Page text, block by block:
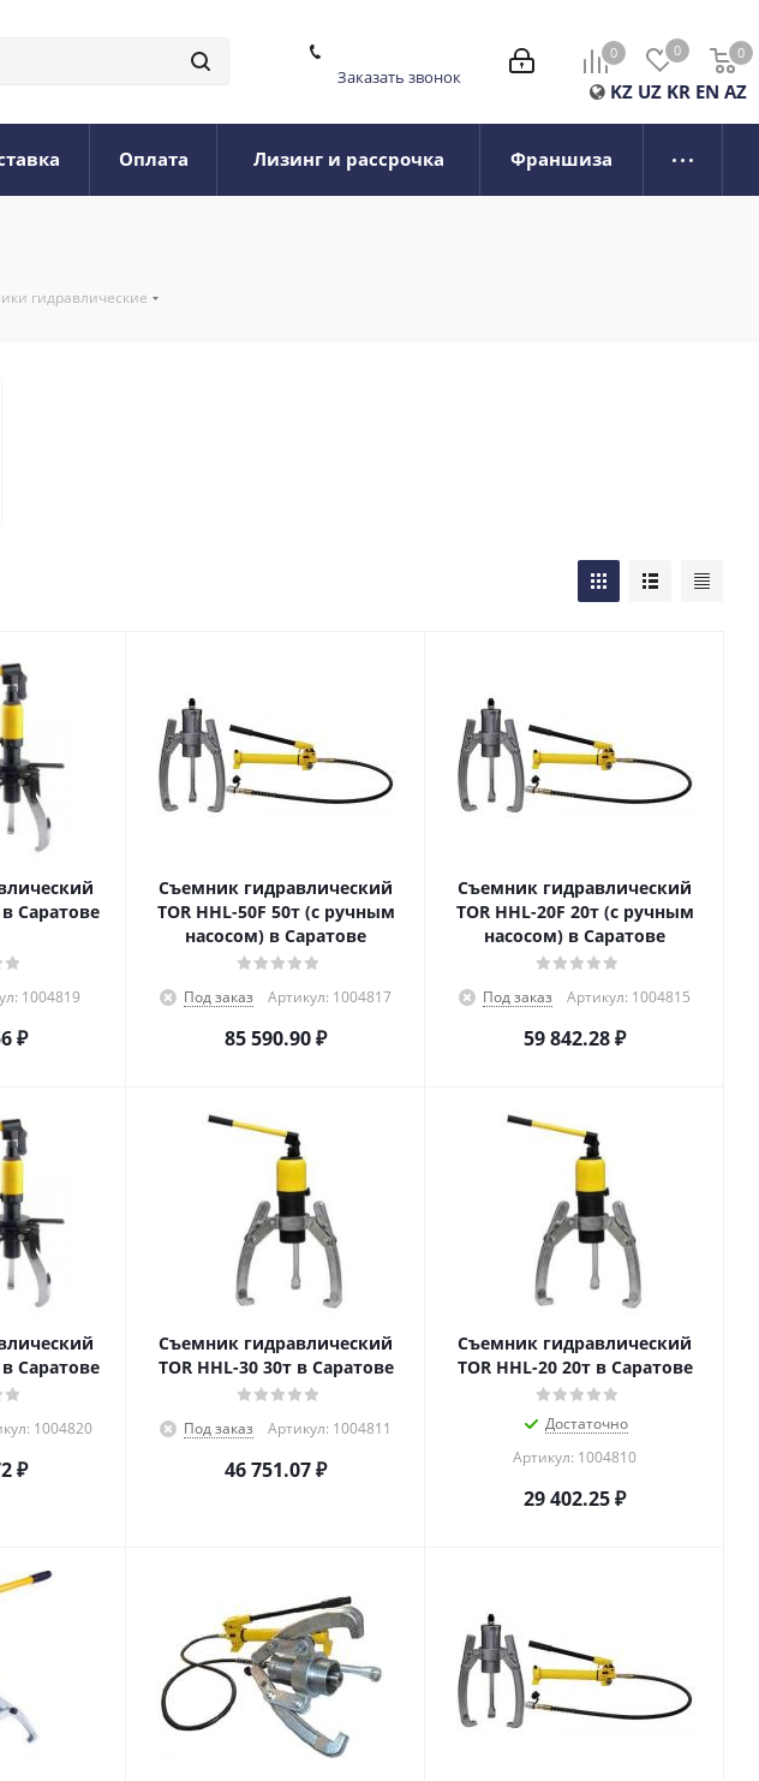
0 0 0
0
KZ UZ KR EN AZ
Заказать звонок
Оплата Лизинг и рассрочка Франшиза
гидравлические
в Саратове
1004819
₽
Съемник гидравлический
TOR HHL-50F 50т (с ручным
насосом) в Саратове
Под заказ Артикул: 1004817
85 590.90₽
Съемник гидравлический
TOR HHL-20F 20т (с ручным
насосом) в Саратове
Под заказ Артикул: 1004815
59 842.28₽
в Саратове
1004820
₽
Съемник гидравлический
TOR HHL-30 30т в Саратове
Под заказ Артикул: 1004811
46 751.07₽
Съемник гидравлический
TOR HHL-20 20т в Саратове
Достаточно
Артикул: 1004810
29 402.25₽